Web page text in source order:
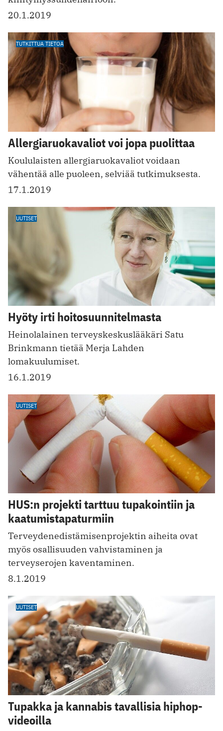
20.1.2019
TUTKITTUA TIETOA
Allergiaruokavaliot voi jopa puolittaa
Koululaisten allergiaruokavaliot voidaan
vähentää alle puoleen, selviää tutkimuksesta.
17.1.2019
UUTISET
Hyöty irti hoitosuunnitelmasta
Heinolalainen terveyskeskuslääkäri Satu
Brinkmann tietää Merja Lahden
lomakuulumiset.
16.1.2019
UUTISET
HUS:n projekti tarttuu tupakointiin ja
kaatumistapaturmiin
Terveydenedistämisenprojektin aiheita ovat
myös osallisuuden vahvistaminen ja
terveyserojen kaventaminen.
8.1.2019
UUTISET
Tupakka ja kannabis tavallisia hiphop-
videoilla